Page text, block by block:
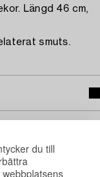
du till
Längd 46 cm,
smuts.
på